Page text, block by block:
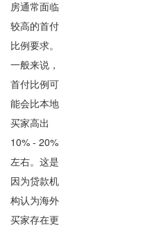
房通常面临
较高的首付
比例要求。
一般来说，
首付比例可
能会比本地
买家高出
10% - 20%
左右。这是
因为贷款机
构认为海外
买家存在更